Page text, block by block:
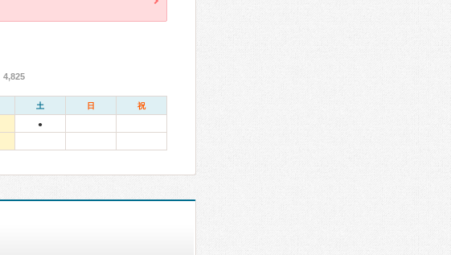
4,825
土 日 祝
●